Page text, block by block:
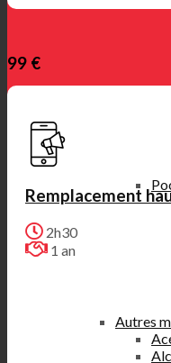
Autres
99 €
Remplacement
2h30
1 an